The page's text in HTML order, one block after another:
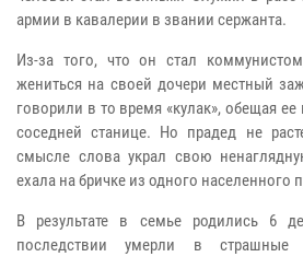
армии в кавалерии в звании сержанта.
Из-за того, что он стал
жениться на своей дочери местный
говорили в то время «кулак», обещая
соседней станице. Но прадед не
смысле слова украл свою
ехала на бричке из одного населенного
В результате в семье родились 6
последствии умерли в